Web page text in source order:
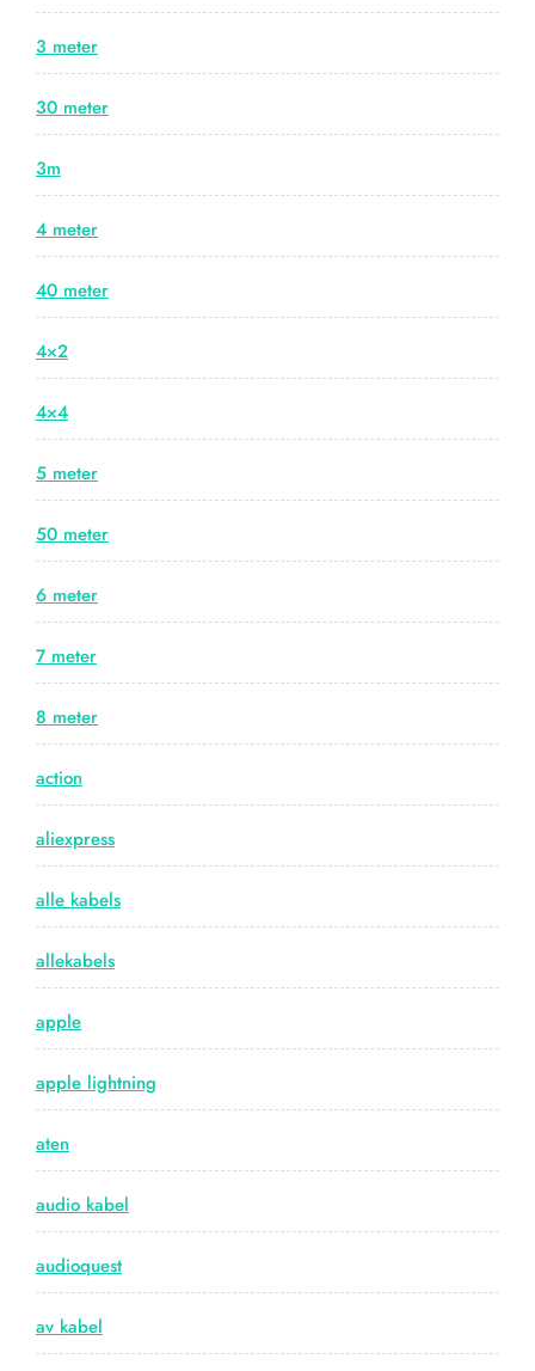
3 meter
30 meter
3m
4 meter
40 meter
4×2
4×4
5 meter
50 meter
6 meter
7 meter
8 meter
action
aliexpress
alle kabels
allekabels
apple
apple lightning
aten
audio kabel
audioquest
av kabel